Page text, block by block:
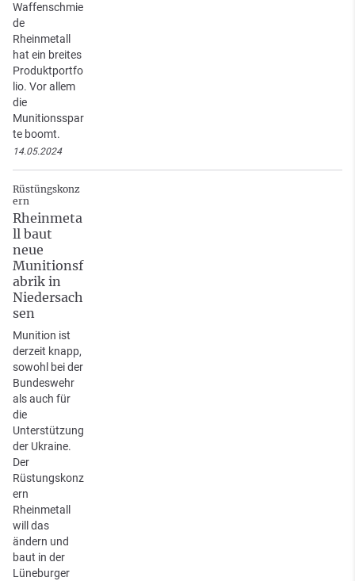
Waffenschmie
de
Rheinmetall
hat ein breites
Produktportfo
lio. Vor allem
die
Munitionsspar
te boomt.
14.05.2024
Rüstüngskonz
ern
Rheinmeta
ll baut
neue
Munitionsf
abrik in
Niedersach
sen
Munition ist
derzeit knapp,
sowohl bei der
Bundeswehr
als auch für
die
Unterstützung
der Ukraine.
Der
Rüstungskonz
ern
Rheinmetall
will das
ändern und
baut in der
Lüneburger